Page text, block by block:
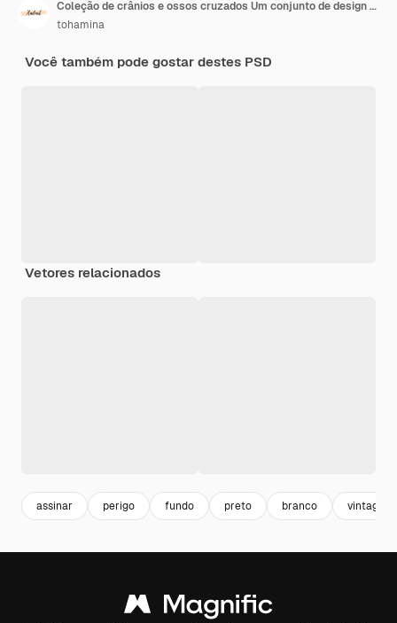
Coleção de crânios e ossos cruzados Um conjunto de design gráfico
tohamina
Você também pode gostar destes PSD
Vetores relacionados
assinar perigo fundo preto branco vintage